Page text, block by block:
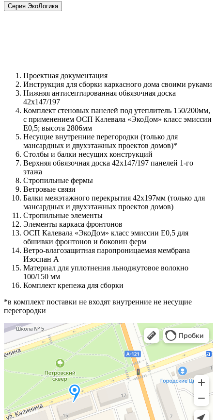
Серия ЭкоЛогика
Проектная документация
Инструкция для сборки каркасного дома своими руками
Нижняя антисептированная обвязочная доска
42х147/197
Комплект стеновых панелей под утеплитель 150/200мм,
с применением ОСП Калевала «ЭкоДом» класс эмиссии
Е0,5; высота 2806мм
Несущие внутренние перегородки (только для
мансардных и двухэтажных проектов домов)*
Столбы и балки несущих конструкций
Верхняя обвязочная доска 42х147/197 панелей 1-го
этажа
Стропильные фермы
Ветровые связи
Балки межэтажного перекрытия 42х197мм (только для
мансардных и двухэтажных проектов домов)
Стропильные элементы
Элементы каркаса фронтонов
ОСП Калевала «ЭкоДом» класс эмиссии Е0,5 для
обшивки фронтонов и боковин ферм
Ветро-влагозащитная паропроницаемая мембрана
Изоспан А
Материал для уплотнения льноджутовое волокно
100/150 мм
Комплект крепежа для сборки
*в комплект поставки не входят внутренние не несущие
перегородки